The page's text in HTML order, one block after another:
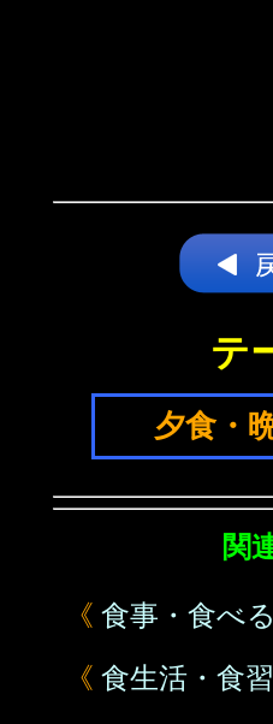
テ
夕食・
関
《 食事・食べ
《 食生活・食